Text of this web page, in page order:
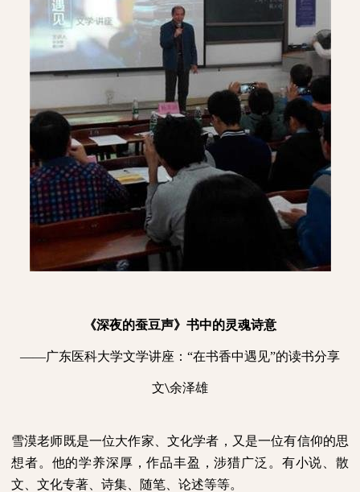
《深夜的蚕豆声》书中的灵魂诗意
——广东医科大学文学讲座：“在书香中遇见”的读书分享
文\余泽雄
雪漠老师既是一位大作家、文化学者，又是一位有信仰的思
想者。他的学养深厚，作品丰盈，涉猎广泛。有小说、散
文、文化专著、诗集、随笔、论述等等。